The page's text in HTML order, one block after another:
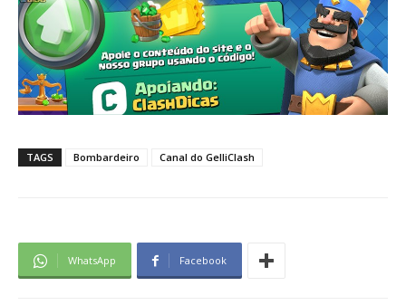
TAGS Bombardeiro Canal do GelliClash
WhatsApp Facebook